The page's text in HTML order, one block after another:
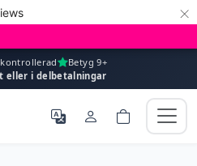
×
Betyg 9+
eller i delbetalningar